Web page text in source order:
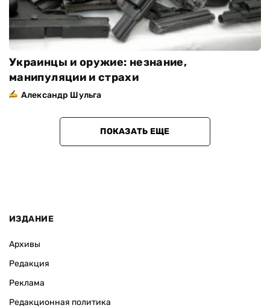
Украинцы и оружие: незнание,
манипуляции и страхи
Александр Шульга
ПОКАЗАТЬ ЕЩЕ
ИЗДАНИЕ
Архивы
Редакция
Реклама
Редакционная политика